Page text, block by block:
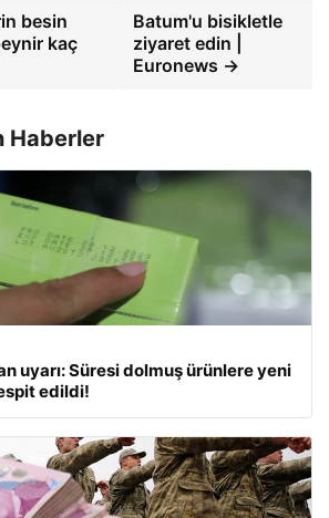
besin
kaç
Batum'u bisikletle
ziyaret edin |
Euronews →
Haberler
uyarı: Süresi dolmuş ürünlere yeni
edildi!